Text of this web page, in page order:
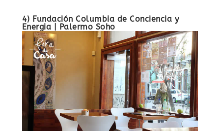
4) Fundación Columbia de Conciencia y
Energia
| Palermo Soho